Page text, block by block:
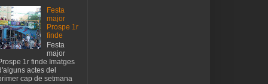
Festa
major
Prospe 1r
finde
Festa
major
1r finde Imatges
actes del
cap de setmana